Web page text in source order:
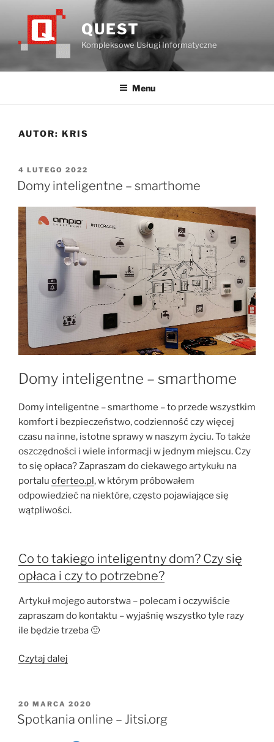
QUEST
Kompleksowe Usługi Informatyczne
Menu
AUTOR: KRIS
OPUBLIKOWANE
W
4 LUTEGO 2022
Domy inteligentne – smarthome
Domy inteligentne – smarthome
Domy inteligentne – smarthome – to przede wszystkim
komfort i bezpieczeństwo, codzienność czy więcej
czasu na inne, istotne sprawy w naszym życiu. To także
oszczędności i wiele informacji w jednym miejscu. Czy
to się opłaca? Zapraszam do ciekawego artykułu na
portalu oferteo.pl, w którym próbowałem
odpowiedzieć na niektóre, często pojawiające się
wątpliwości.
Co to takiego inteligentny dom? Czy się
opłaca i czy to potrzebne?
Artykuł mojego autorstwa – polecam i oczywiście
zapraszam do kontaktu – wyjaśnię wszystko tyle razy
ile będzie trzeba 🙂
Czytaj dalej
smarthome”
OPUBLIKOWANE
W
20 MARCA 2020
Spotkania online – Jitsi.org